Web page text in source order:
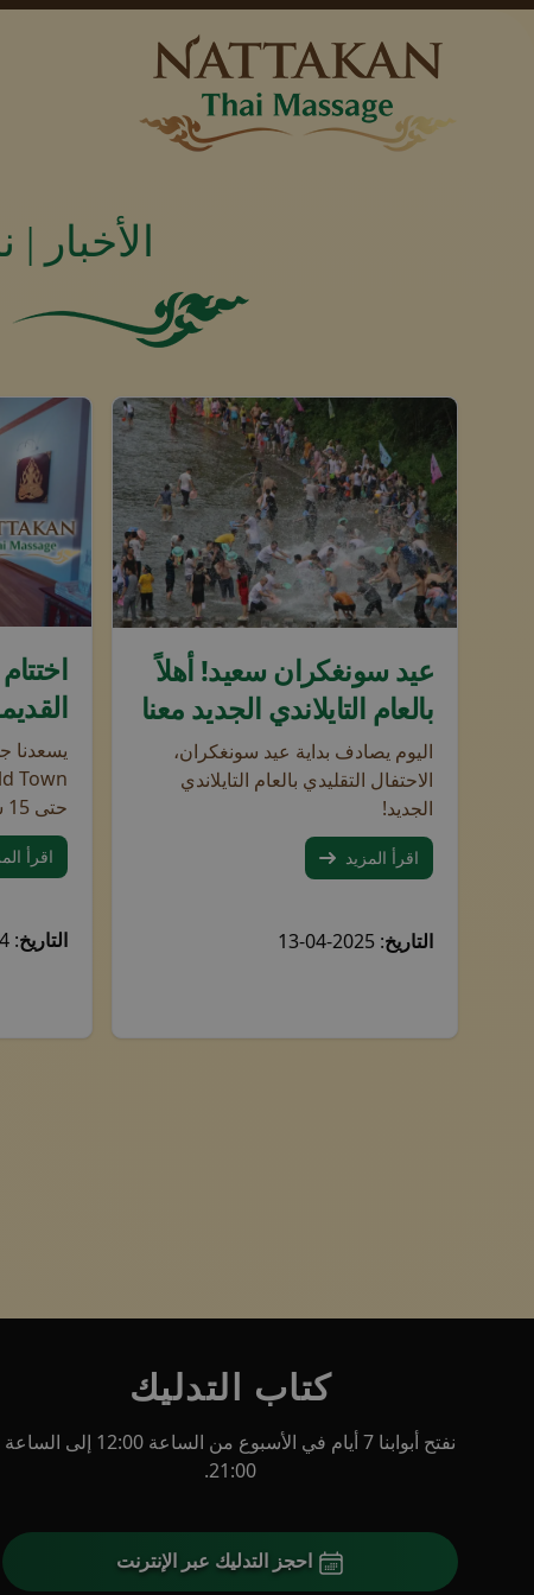
الأسعار
اتصل بنا
الحزم
الأخبار
اتصل بنا
موقعنا
ul. Zgoda 5 (مترو سنتروم)
مجموعة كبيرة من الأشخاص يرشون الماء بحماس ويلعبون
عيد سونغكران سعيد! أهلاً
بالعام التايلاندي الجديد معنا
اليوم يصادف بداية عيد سونغكران،
الاحتفال التقليدي بالعام التايلاندي
الجديد!
اقرأ المزيد
التاريخ: 2025-04-13
تتميز
يسعدنا
حتى 15 سبتمبر 2024.
اقرأ
التاريخ: 2024-09-12
كتاب التدليك
نفتح أبوابنا 7 أيام في الأسبوع من الساعة 12:00 إلى الساعة
21:00.
احجز التدليك عبر الإنترنت